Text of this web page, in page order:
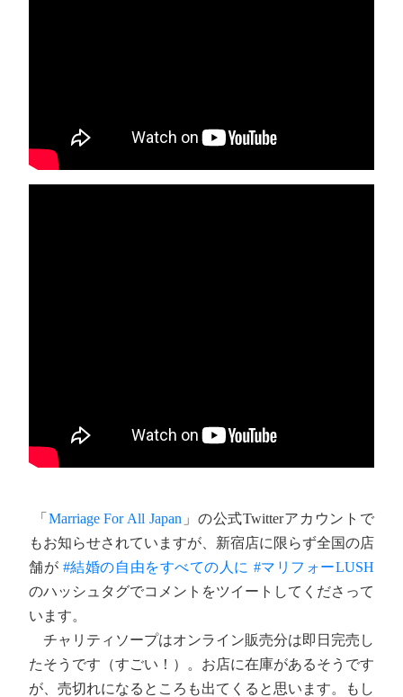
「 Marriage For All Japan 」の公式Twitterアカウントで
もお知らせされていますが、新宿店に限らず全国の店
舗が #結婚の自由をすべての人に #マリフォーLUSH
のハッシュタグでコメントをツイートしてくださって
います。
チャリティソープはオンライン販売分は即日完売し
たそうです（すごい！）。お店に在庫があるそうです
が、売切れになるところも出てくると思います。もし